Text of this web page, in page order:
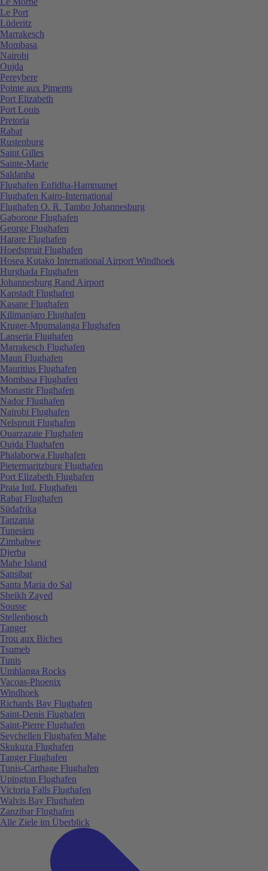
Le Port
Lüderitz
Marrakesch
Mombasa
Nairobi
Oujda
Pereybere
Pointe aux Piments
Port Elizabeth
Port Louis
Pretoria
Rabat
Rustenburg
Saint Gilles
Sainte-Marie
Saldanha
Flughafen Enfidha-Hammamet
Flughafen Kairo-International
Flughafen O. R. Tambo Johannesburg
Gaborone Flughafen
George Flughafen
Harare Flughafen
Hoedspruit Flughafen
Hosea Kutako International Airport Windhoek
Hurghada Flughafen
Johannesburg Rand Airport
Kapstadt Flughafen
Kasane Flughafen
Kilimanjaro Flughafen
Kruger-Mpumalanga Flughafen
Lanseria Flughafen
Marrakesch Flughafen
Maun Flughafen
Mauritius Flughafen
Mombasa Flughafen
Monastir Flughafen
Nador Flughafen
Nairobi Flughafen
Nelspruit Flughafen
Ouarzazate Flughafen
Oujda Flughafen
Phalaborwa Flughafen
Pietermaritzburg Flughafen
Port Elizabeth Flughafen
Praia Intl. Flughafen
Rabat Flughafen
Südafrika
Tanzania
Tunesien
Zimbabwe
Djerba
Mahe Island
Sansibar
Santa Maria do Sal
Sheikh Zayed
Sousse
Stellenbosch
Tanger
Trou aux Biches
Tsumeb
Tunis
Umhlanga Rocks
Vacoas-Phoenix
Windhoek
Richards Bay Flughafen
Saint-Denis Flughafen
Saint-Pierre Flughafen
Seychellen Flughafen Mahe
Skukuza Flughafen
Tanger Flughafen
Tunis-Carthage Flughafen
Upington Flughafen
Victoria Falls Flughafen
Walvis Bay Flughafen
Zanzibar Flughafen
Alle Ziele im Überblick